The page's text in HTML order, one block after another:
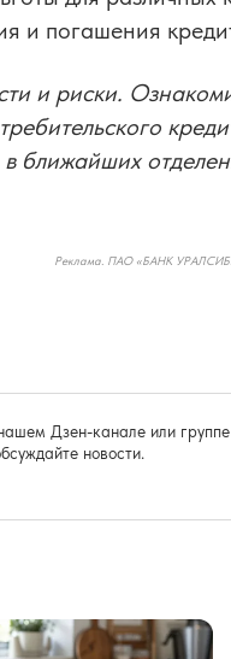
и погашения
и риски.
в ближайших
Реклама. ПАО «БАНК
Дзен-канале или группе
новости.